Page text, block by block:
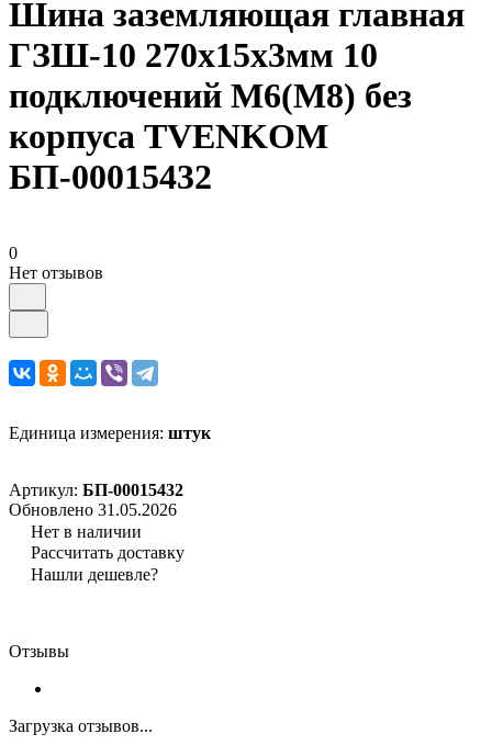
Шина заземляющая главная
ГЗШ-10 270х15х3мм 10
подключений М6(М8) без
корпуса TVENKOM
БП-00015432
0
Нет отзывов
Единица измерения: штук
Артикул: БП-00015432
Обновлено 31.05.2026
Нет в наличии
Рассчитать доставку
Нашли дешевле?
Отзывы
Загрузка отзывов...